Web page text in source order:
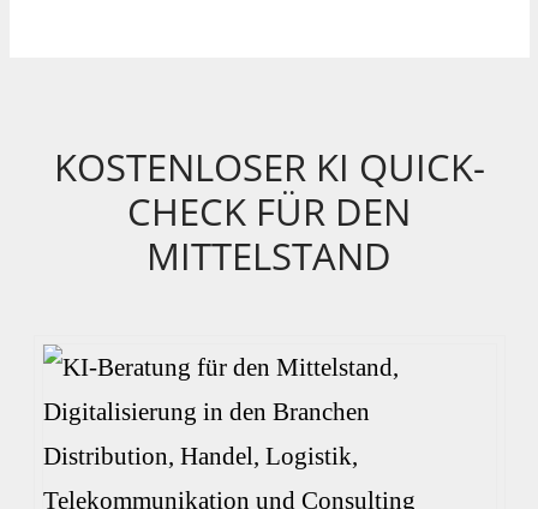
KOSTENLOSER KI QUICK-
CHECK FÜR DEN
MITTELSTAND